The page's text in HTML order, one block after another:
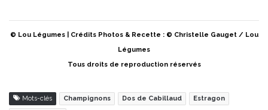
© Lou Légumes | Crédits Photos & Recette : © Christelle Gauget / Lou
Légumes
Tous droits de reproduction réservés
Mots-clés Champignons Dos de Cabillaud Estragon